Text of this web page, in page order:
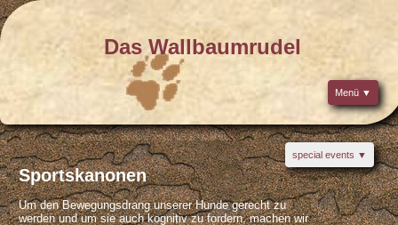
Das Wallbaumrudel
Menü
Reisen im
Winter
special
events
Sports-
kanonen
Links
special events
Grit's Agility-Karriere
Übersicht
Sportskanonen
Um den Bewegungsdrang unserer Hunde gerecht zu
werden und um sie auch kognitiv zu fordern, machen wir